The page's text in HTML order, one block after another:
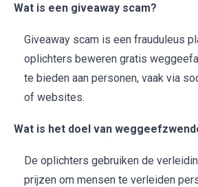
Wat is een giveaway scam?
Giveaway scam is een frauduleus
oplichters beweren gratis
te bieden aan personen, vaak via
of websites.
Wat is het doel van
De oplichters gebruiken de
prijzen om mensen te verleiden